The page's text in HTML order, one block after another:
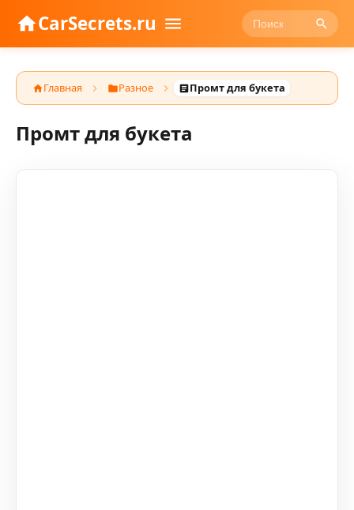
CarSecrets.ru
Главная Разное Промт для букета
Промт для букета